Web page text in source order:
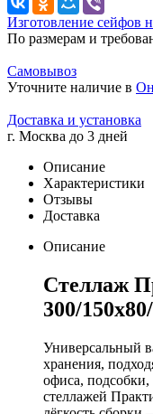
Изготовление сейфов
По размерам и
Самовывоз
Уточните наличие в
Доставка и установка
г. Москва до 3 дней
Описание
Характеристики
Отзывы
Доставка
Описание
Стеллаж
300/
Универсальный
хранения,
офиса,
стеллажей